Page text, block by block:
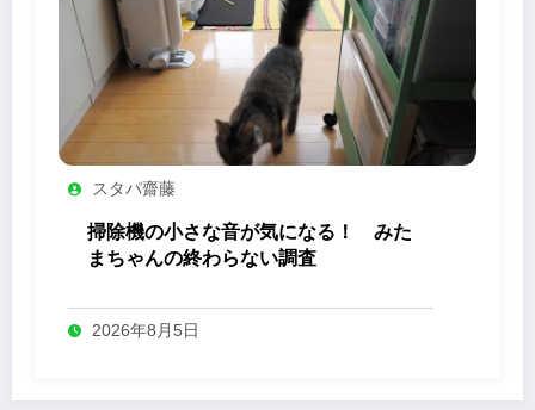
スタパ齋藤
掃除機の小さな音が気になる！ みた
まちゃんの終わらない調査
2026年8月5日